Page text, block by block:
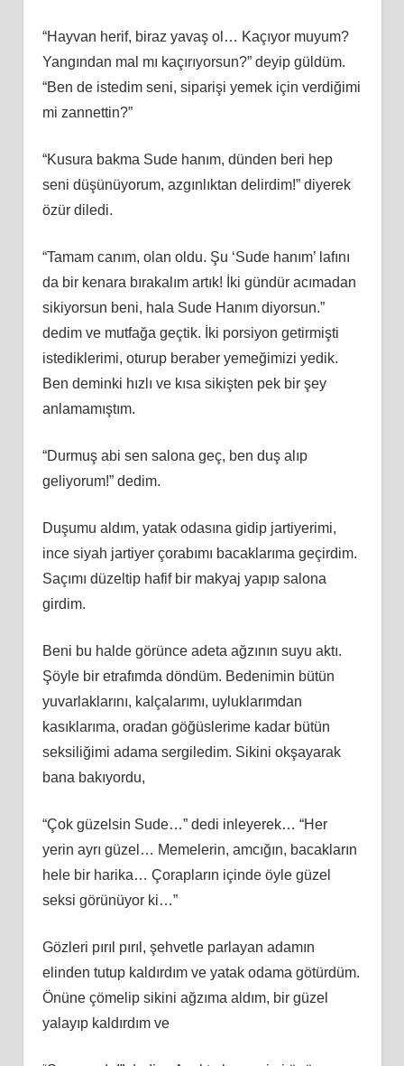
“Hayvan herif, biraz yavaş ol… Kaçıyor muyum?
Yangından mal mı kaçırıyorsun?” deyip güldüm.
“Ben de istedim seni, siparişi yemek için verdiğimi
mi zannettin?”
“Kusura bakma Sude hanım, dünden beri hep
seni düşünüyorum, azgınlıktan delirdim!” diyerek
özür diledi.
“Tamam canım, olan oldu. Şu ‘Sude hanım’ lafını
da bir kenara bırakalım artık! İki gündür acımadan
sikiyorsun beni, hala Sude Hanım diyorsun.”
dedim ve mutfağa geçtik. İki porsiyon getirmişti
istediklerimi, oturup beraber yemeğimizi yedik.
Ben deminki hızlı ve kısa sikişten pek bir şey
anlamamıştım.
“Durmuş abi sen salona geç, ben duş alıp
geliyorum!” dedim.
Duşumu aldım, yatak odasına gidip jartiyerimi,
ince siyah jartiyer çorabımı bacaklarıma geçirdim.
Saçımı düzeltip hafif bir makyaj yapıp salona
girdim.
Beni bu halde görünce adeta ağzının suyu aktı.
Şöyle bir etrafımda döndüm. Bedenimin bütün
yuvarlaklarını, kalçalarımı, uyluklarımdan
kasıklarıma, oradan göğüslerime kadar bütün
seksiliğimi adama sergiledim. Sikini okşayarak
bana bakıyordu,
“Çok güzelsin Sude…” dedi inleyerek… “Her
yerin ayrı güzel… Memelerin, amcığın, bacakların
hele bir harika… Çorapların içinde öyle güzel
seksi görünüyor ki…”
Gözleri pırıl pırıl, şehvetle parlayan adamın
elinden tutup kaldırdım ve yatak odama götürdüm.
Önüne çömelip sikini ağzıma aldım, bir güzel
yalayıp kaldırdım ve